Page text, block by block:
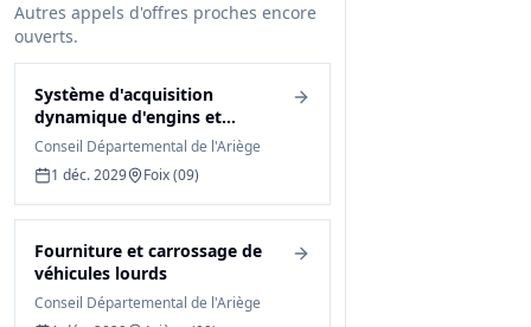
Autres appels d'offres proches encore
ouverts.
Système d'acquisition
dynamique d'engins et
accessoires
Conseil Départemental de l'Ariège
1 déc. 2029
Foix (09)
Fourniture et carrossage de
véhicules lourds
Conseil Départemental de l'Ariège